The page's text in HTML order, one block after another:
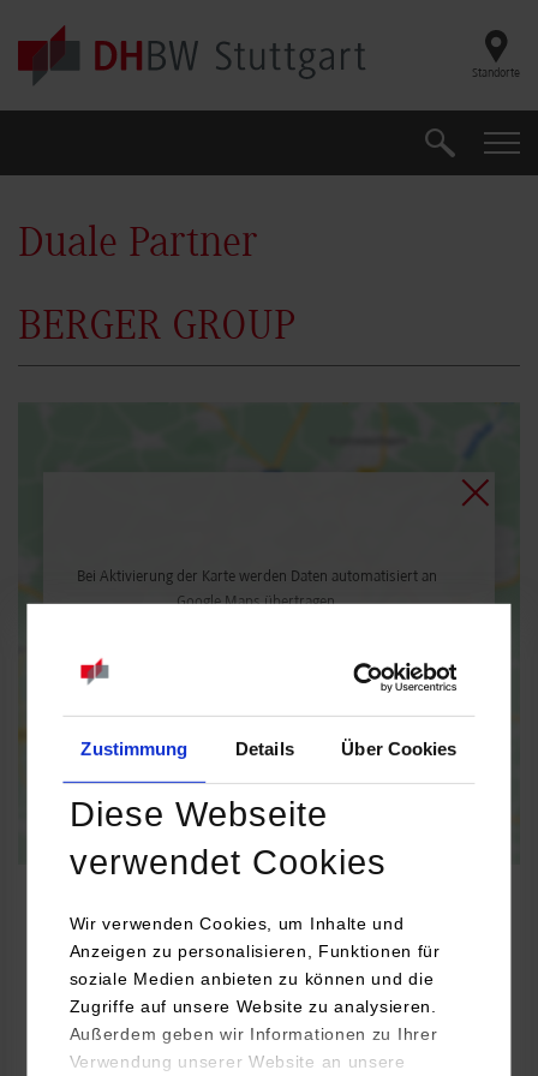
Zustimmung Details Über Cookies
Diese Webseite
verwendet Cookies
Wir verwenden Cookies, um Inhalte und
Anzeigen zu personalisieren, Funktionen für
soziale Medien anbieten zu können und die
Zugriffe auf unsere Website zu analysieren.
Außerdem geben wir Informationen zu Ihrer
Verwendung unserer Website an unsere
Skip to main content
Standorte
Suche
Duale Partner
BERGER GROUP
Bei Aktivierung der Karte werden Daten automatisiert an
Google Maps übertragen.
Einmalig aktivieren
BWL-Handel
BERGER GROUP
Stuttgarter Str. 125